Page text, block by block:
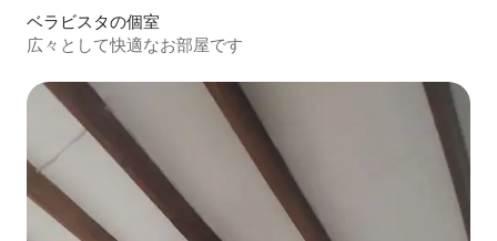
ベラビスタの個室
広々として快適なお部屋です